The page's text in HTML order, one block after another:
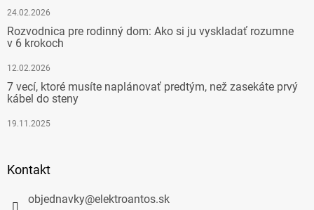
24.02.2026
Rozvodnica pre rodinný dom: Ako si ju vyskladať rozumne
v 6 krokoch
12.02.2026
7 vecí, ktoré musíte naplánovať predtým, než zasekáte prvý
kábel do steny
19.11.2025
Kontakt
objednavky@elektroantos.sk